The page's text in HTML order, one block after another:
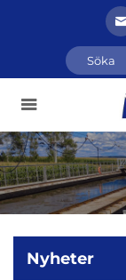
Nyheter